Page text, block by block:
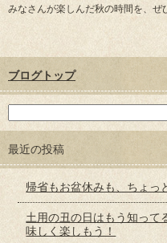
みなさんが楽しんだ秋の時間を、ぜ
ブログトップ
最近の投稿
帰省もお盆休みも、ちょっ
土用の丑の日はもう知って
味しく楽しもう！